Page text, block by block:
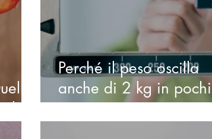
la
Perché il peso oscilla
anche di 2 kg in pochi
giorni